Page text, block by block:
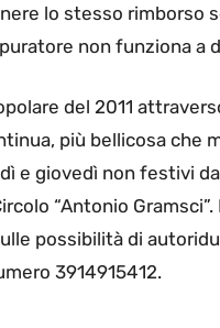
lo stesso rimborso
non funziona a
del 2011
più bellicosa che
giovedì non festivi
“Antonio
possibilità di
3914915412.